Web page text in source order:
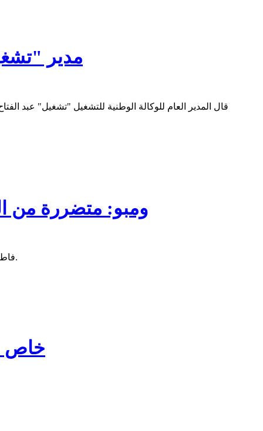
مدير "تشغيل":
ومبو: متضررة من
فاطمة إحدى ساكنة قرية دياغيلي بولاية كيدي ماغا تتحدث للصحراء عن استفادتها من المساعدات التي قدمتها السلطات للمتضررين من الفيضان.
خاص